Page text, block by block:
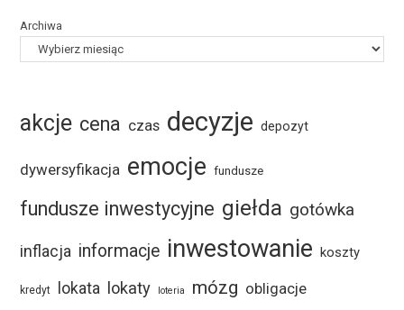
Archiwa
akcje cena czas decyzje depozyt
dywersyfikacja emocje fundusze
fundusze inwestycyjne giełda gotówka
inflacja informacje inwestowanie koszty
kredyt lokata lokaty loteria mózg obligacje